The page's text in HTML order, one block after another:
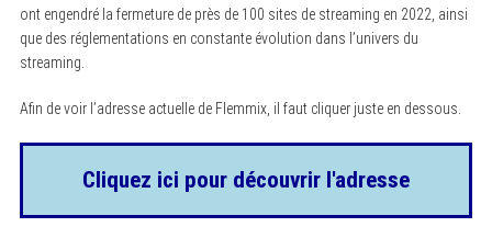
ont engendré la fermeture de près de 100 sites de streaming en 2022, ainsi
que des réglementations en constante évolution dans l’univers du
streaming.
Afin de voir l’adresse actuelle de Flemmix, il faut cliquer juste en dessous.
Cliquez ici pour découvrir l'adresse